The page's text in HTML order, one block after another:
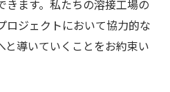
ます。私たちの溶接工場の
ロジェクトにおいて協力的な
と導いていくことをお約束い